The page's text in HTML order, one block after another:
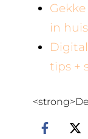
in
tips +